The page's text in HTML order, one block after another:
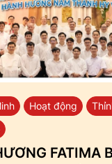
Hoạt động
FATIMA